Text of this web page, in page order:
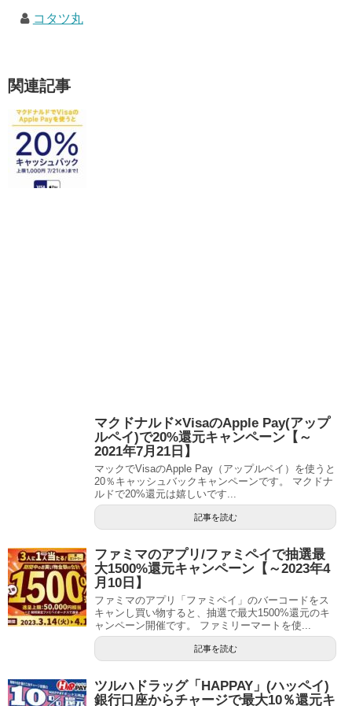
コタツ丸
関連記事
マクドナルド×VisaのApple Pay(アップ
ルペイ)で20%還元キャンペーン【～
2021年7月21日】
マックでVisaのApple Pay（アップルペイ）を使うと
20％キャッシュバックキャンペーンです。 マクドナ
ルドで20%還元は嬉しいです...
記事を読む
ファミマのアプリ/ファミペイで抽選最
大1500%還元キャンペーン【～2023年4
月10日】
ファミマのアプリ「ファミペイ」のバーコードをス
キャンし買い物すると、抽選で最大1500%還元のキ
ャンペーン開催です。 ファミリーマートを使...
記事を読む
ツルハドラッグ「HAPPAY」(ハッペイ)
銀行口座からチャージで最大10％還元キ